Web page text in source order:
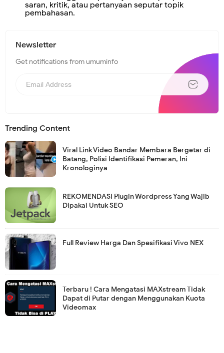
saran, kritik, atau pertanyaan seputar topik
pembahasan.
Newsletter
Get notifications from umuminfo
Trending Content
Viral Link Video Bandar Membara Bergetar di
Batang, Polisi Identifikasi Pemeran, Ini
Kronologinya
REKOMENDASI Plugin Wordpress Yang Wajib
Dipakai Untuk SEO
Full Review Harga Dan Spesifikasi Vivo NEX
Terbaru ! Cara Mengatasi MAXstream Tidak
Dapat di Putar dengan Menggunakan Kuota
Videomax